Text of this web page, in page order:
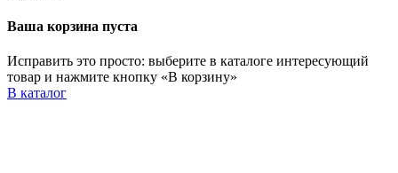
Ваша корзина пуста
Исправить это просто: выберите в каталоге интересующий
товар и нажмите кнопку «В корзину»
В каталог